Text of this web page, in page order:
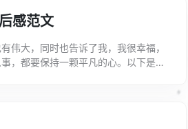
感范文
伟大，同时也告诉了我，我很幸福，
，都要保持一颗平凡的心。以下是文